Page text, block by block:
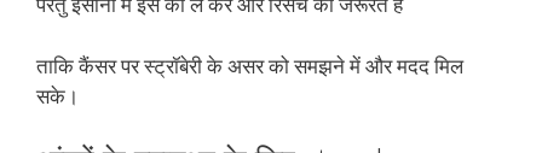
ताकि कैंसर पर स्ट्रॉबेरी के असर को समझने में और मदद मिल
सके।